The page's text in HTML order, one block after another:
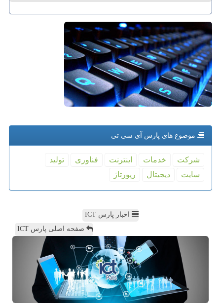
موضوع های پارس آی سی تی
شركت خدمات اینترنت فناوری
تولید
سایت
دیجیتال رپورتاژ
اخبار پارس ICT
صفحه اصلی پارس ICT